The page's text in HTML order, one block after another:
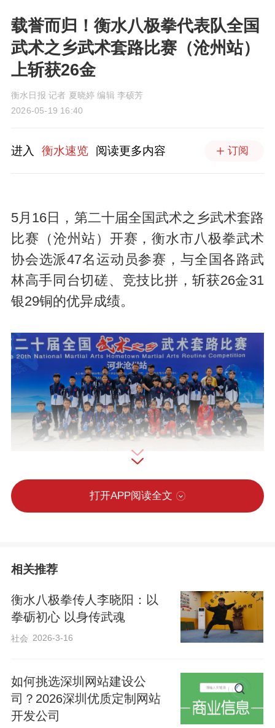
载誉而归！衡水八极拳代表队全国
武术之乡武术套路比赛（沧州站）
上斩获26金
衡水日报 记者 夏晓婷 编辑 李硕芳
2026-05-19 16:40
进入 衡水速览 阅读更多内容 订阅
5月16日，第二十届全国武术之乡武术套路
比赛（沧州站）开赛，衡水市八极拳武术
协会选派47名运动员参赛，与全国各路武
林高手同台切磋、竞技比拼，斩获26金31
银29铜的优异成绩。
本次大赛吸引了来自全国15个省份、23个
地市的1800余名武术爱好者参赛，是国内
打开APP阅读全文
相关推荐
衡水八极拳传人李晓阳：以
拳砺初心 以身传武魂
社会 2026-3-16
如何挑选深圳网站建设公
司？2026深圳优质定制网站
开发公司